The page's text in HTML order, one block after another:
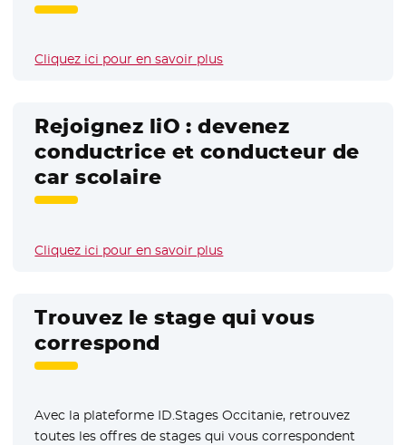
Cliquez ici pour en savoir plus
Rejoignez liO : devenez
conductrice et conducteur de
car scolaire
Cliquez ici pour en savoir plus
Trouvez le stage qui vous
correspond
Avec la plateforme ID.Stages Occitanie, retrouvez
toutes les offres de stages qui vous correspondent